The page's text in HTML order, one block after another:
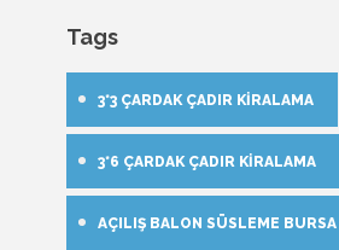
Tags
3*3 ÇARDAK ÇADIR KIRALAMA
3*6 ÇARDAK ÇADIR KIRALAMA
AÇILIŞ BALON SÜSLEME BURSA